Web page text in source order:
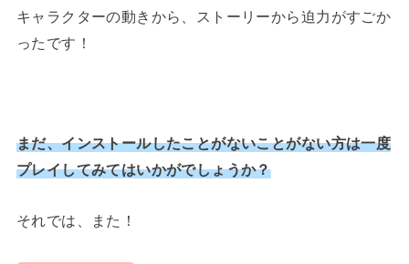
キャラクターの動きから、ストーリーから迫力がすごか
ったです！
まだ、インストールしたことがないことがない方は一度
プレイしてみてはいかがでしょうか？
それでは、また！